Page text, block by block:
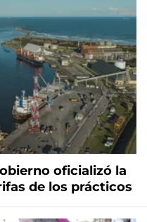
oficializó la
de los prácticos